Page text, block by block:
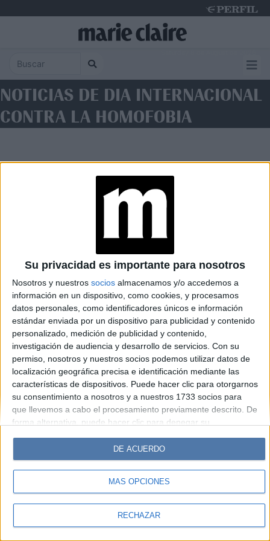
Su privacidad es importante para nosotros
Nosotros y nuestros socios almacenamos y/o accedemos a
información en un dispositivo, como cookies, y procesamos
datos personales, como identificadores únicos e información
estándar enviada por un dispositivo para publicidad y contenido
personalizado, medición de publicidad y contenido,
investigación de audiencia y desarrollo de servicios. Con su
permiso, nosotros y nuestros socios podemos utilizar datos de
localización geográfica precisa e identificación mediante las
características de dispositivos. Puede hacer clic para otorgarnos
su consentimiento a nosotros y a nuestros 1733 socios para
que llevemos a cabo el procesamiento previamente descrito. De
forma alternativa, puede hacer clic para denegar su
cambiar sus preferencias antes de otorgar su consentimiento.
Tenga en cuenta que algún procesamiento de sus datos
personales puede no requerir de su consentimiento, pero usted
tiene el derecho de rechazar tal procesamiento. Sus
sus preferencias o retirar su consentimiento en cualquier
MÁS OPCIONES
RECHAZAR
DE ACUERDO
NOTICIAS DE DIA INTERNACIONAL
CONTRA LA HOMOFOBIA
Caras Noticias
Hombre
Parabrisas
Look
Luz Mía Lunateen Break BATimes
© Perfil.com 2006-2019 - Todos los derechos reservados
Registro de Propiedad Intelectual: Nro. 5346433